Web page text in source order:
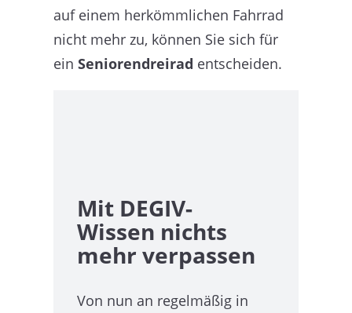
auf einem herkömmlichen Fahrrad
nicht mehr zu, können Sie sich für
ein Seniorendreirad entscheiden.
Mit DEGIV-
Wissen nichts
mehr verpassen
Von nun an regelmäßig in